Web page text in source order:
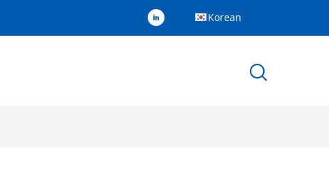
Korean